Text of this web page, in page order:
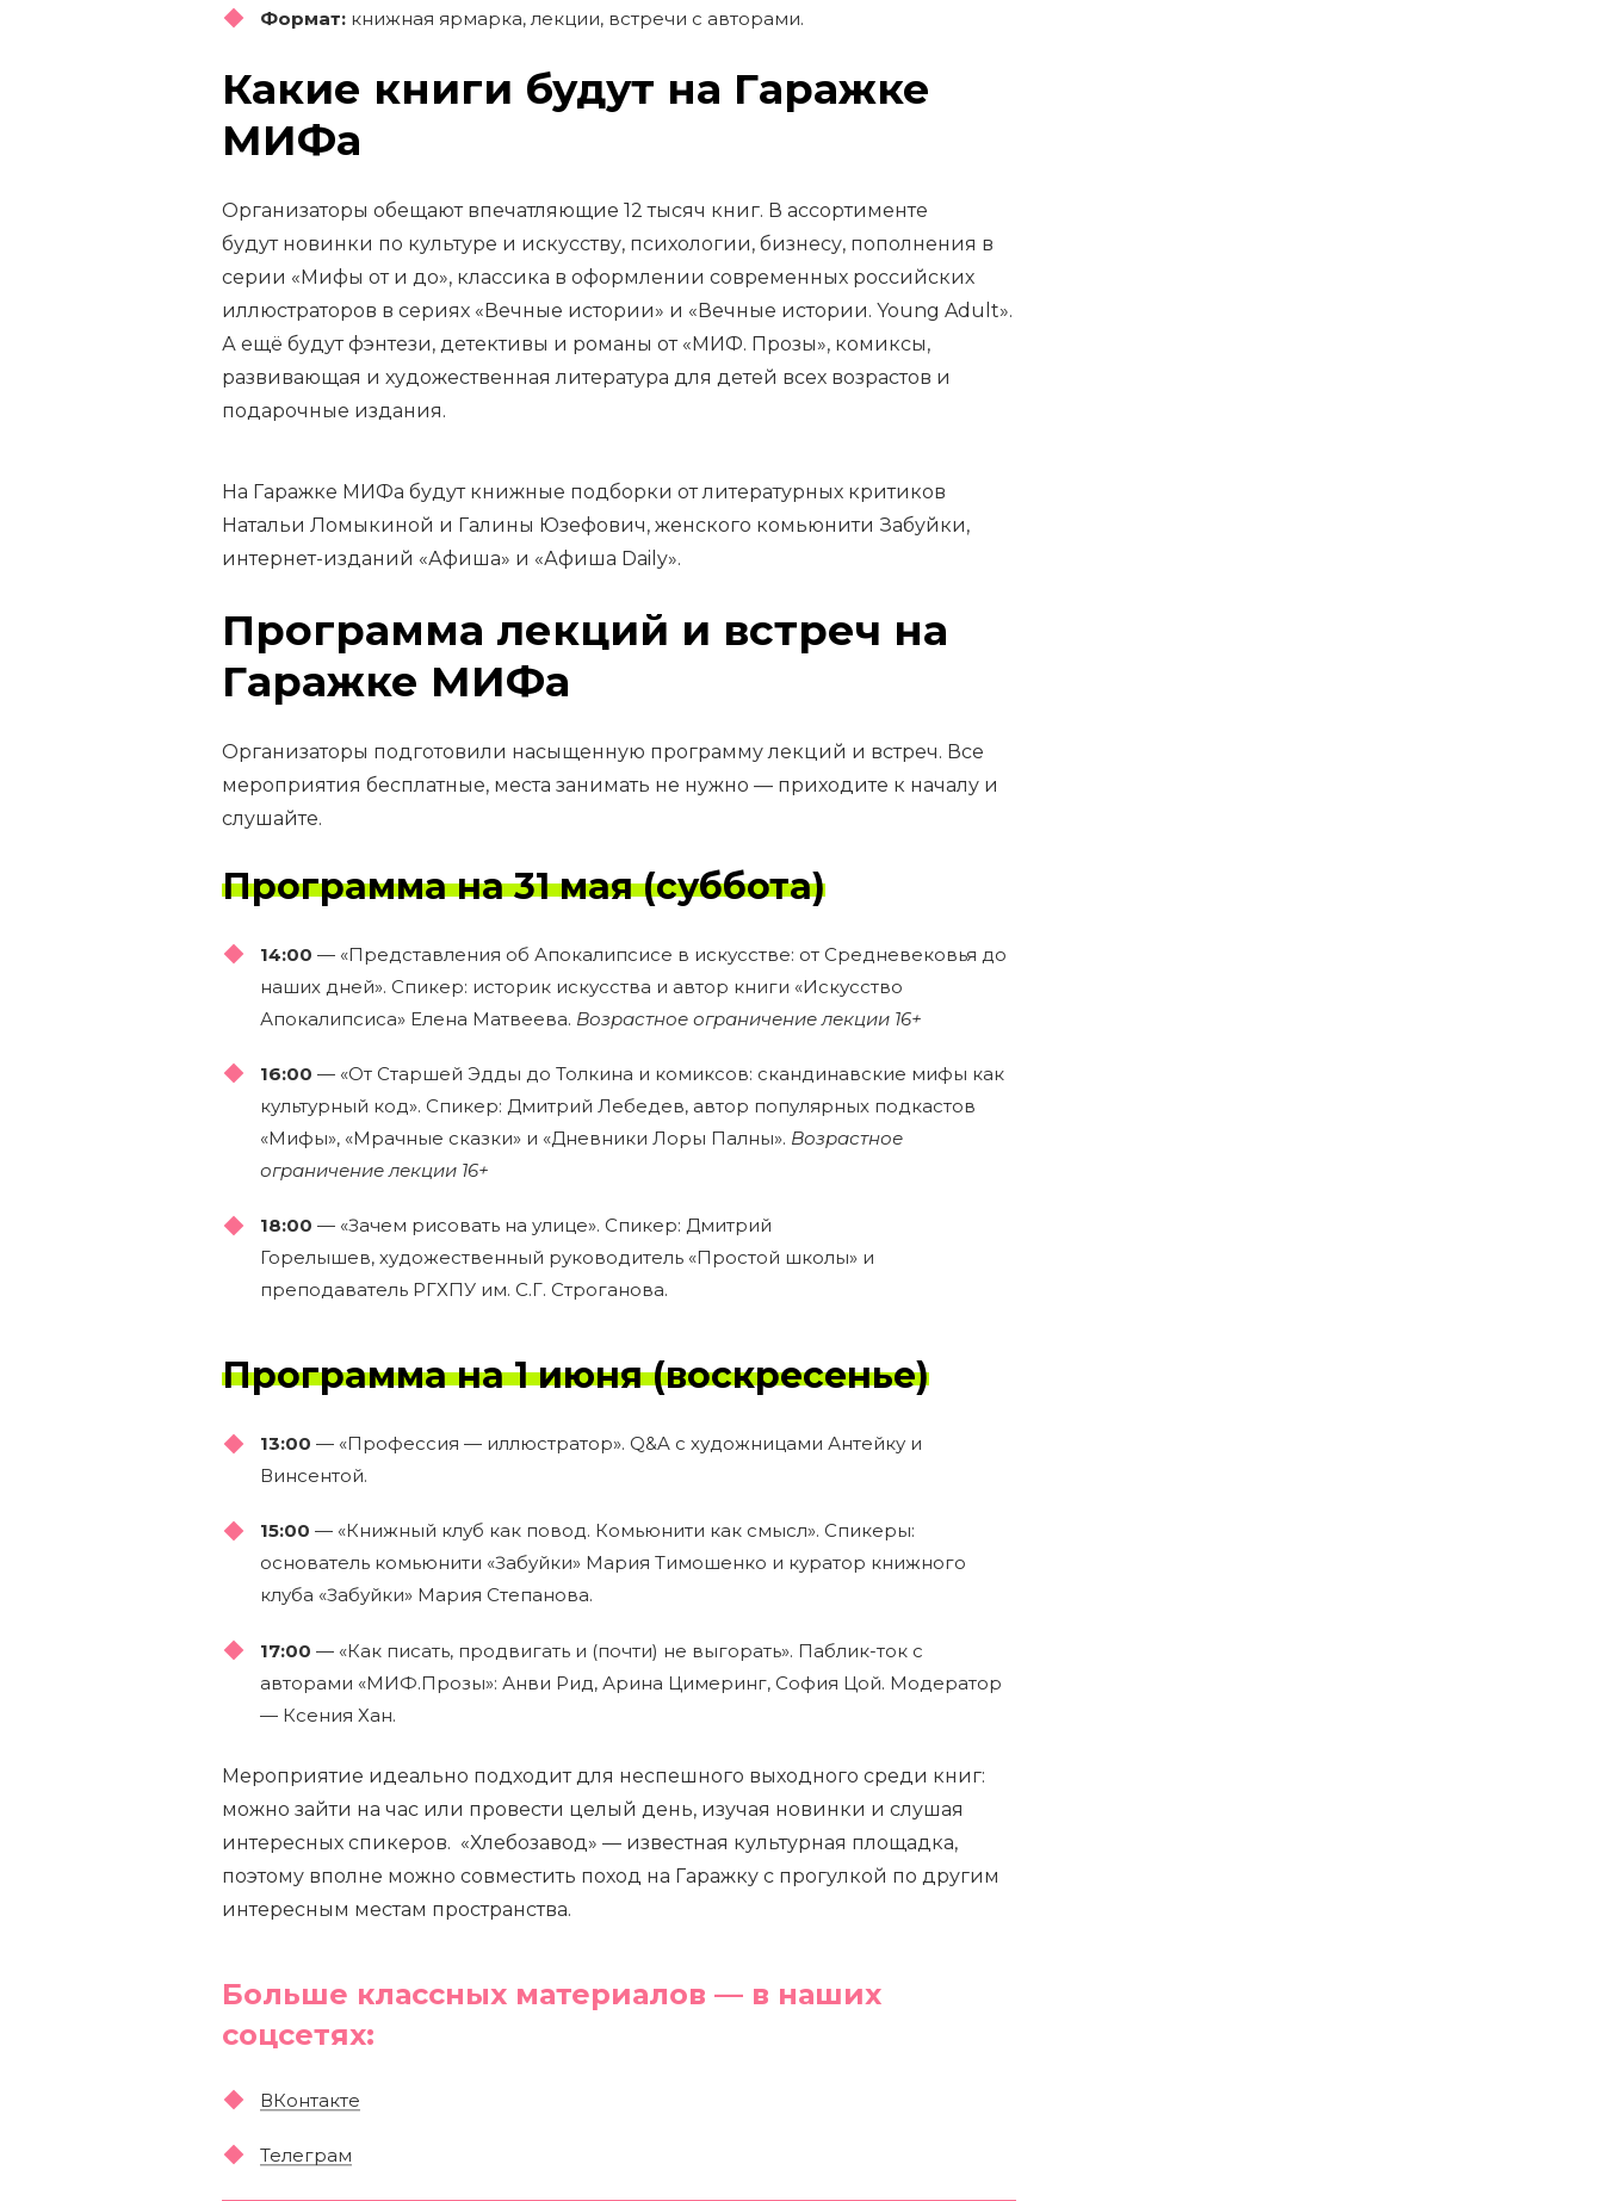
Формат: книжная ярмарка, лекции, встречи с авторами.
Какие книги будут на Гаражке
МИФа
Организаторы обещают впечатляющие 12 тысяч книг. В ассортименте
будут новинки по культуре и искусству, психологии, бизнесу, пополнения в
серии «Мифы от и до», классика в оформлении современных российских
иллюстраторов в сериях «Вечные истории» и «Вечные истории. Young Adult».
А ещё будут фэнтези, детективы и романы от «МИФ. Прозы», комиксы,
развивающая и художественная литература для детей всех возрастов и
подарочные издания.
На Гаражке МИФа будут книжные подборки от литературных критиков
Натальи Ломыкиной и Галины Юзефович, женского комьюнити Забуйки,
интернет-изданий «Афиша» и «Афиша Daily».
Программа лекций и встреч на
Гаражке МИФа
Организаторы подготовили насыщенную программу лекций и встреч. Все
мероприятия бесплатные, места занимать не нужно — приходите к началу и
слушайте.
Программа на 31 мая (суббота)
14:00 — «Представления об Апокалипсисе в искусстве: от Средневековья до
наших дней». Спикер: историк искусства и автор книги «Искусство
Апокалипсиса» Елена Матвеева. Возрастное ограничение лекции 16+
16:00 — «От Старшей Эдды до Толкина и комиксов: скандинавские мифы как
культурный код»‎. Спикер: Дмитрий Лебедев, автор популярных подкастов
«Мифы», «Мрачные сказки» и «Дневники Лоры Палны». Возрастное
ограничение лекции 16+
18:00 — «Зачем рисовать на улице»‎. Спикер: Дмитрий
Горелышев, художественный руководитель «Простой школы» и
преподаватель РГХПУ им. С.Г. Строганова.
Программа на 1 июня (воскресенье)
13:00 — «Профессия — иллюстратор». Q&A с художницами Антейку и
Винсентой.
15:00 — «Книжный клуб как повод. Комьюнити как смысл»‎. Спикеры:
основатель комьюнити «Забуйки» Мария Тимошенко и куратор книжного
клуба «Забуйки» Мария Степанова.
17:00 — «Как писать, продвигать и (почти) не выгорать»‎. Паблик-ток с
авторами «МИФ.Прозы»: Анви Рид, Арина Цимеринг, София Цой. Модератор
— Ксения Хан.
Мероприятие идеально подходит для неспешного выходного среди книг:
можно зайти на час или провести целый день, изучая новинки и слушая
интересных спикеров. «Хлебозавод» — известная культурная площадка,
поэтому вполне можно совместить поход на Гаражку с прогулкой по другим
интересным местам пространства.
Больше классных материалов — в наших
соцсетях:
ВКонтакте
Телеграм